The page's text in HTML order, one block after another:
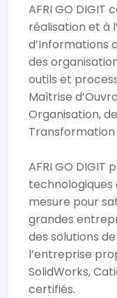
AFRI GO DIGIT
réalisation et à
d’Informations
des
outils et
Maîtrise
Organisation,
Transformation
AFRI GO DIGIT
mesure pour
grandes
des solutions
l’entreprise
SolidWorks,
certifiés.